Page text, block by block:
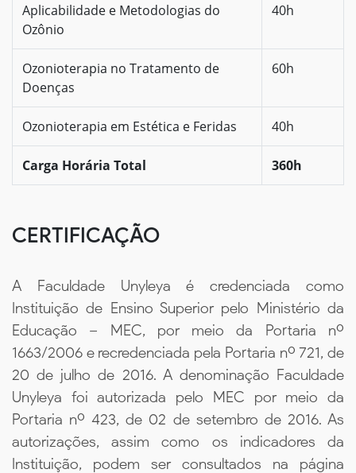
Aplicabilidade e Metodologias do
Ozônio
40h
Ozonioterapia no Tratamento de
Doenças
60h
Ozonioterapia em Estética e Feridas 40h
Carga Horária Total 360h
CERTIFICAÇÃO
A Faculdade Unyleya é credenciada como
Instituição de Ensino Superior pelo Ministério da
Educação – MEC, por meio da Portaria nº
1663/2006 e recredenciada pela Portaria nº 721, de
20 de julho de 2016. A denominação Faculdade
Unyleya foi autorizada pelo MEC por meio da
Portaria nº 423, de 02 de setembro de 2016. As
autorizações, assim como os indicadores da
Instituição, podem ser consultados na página